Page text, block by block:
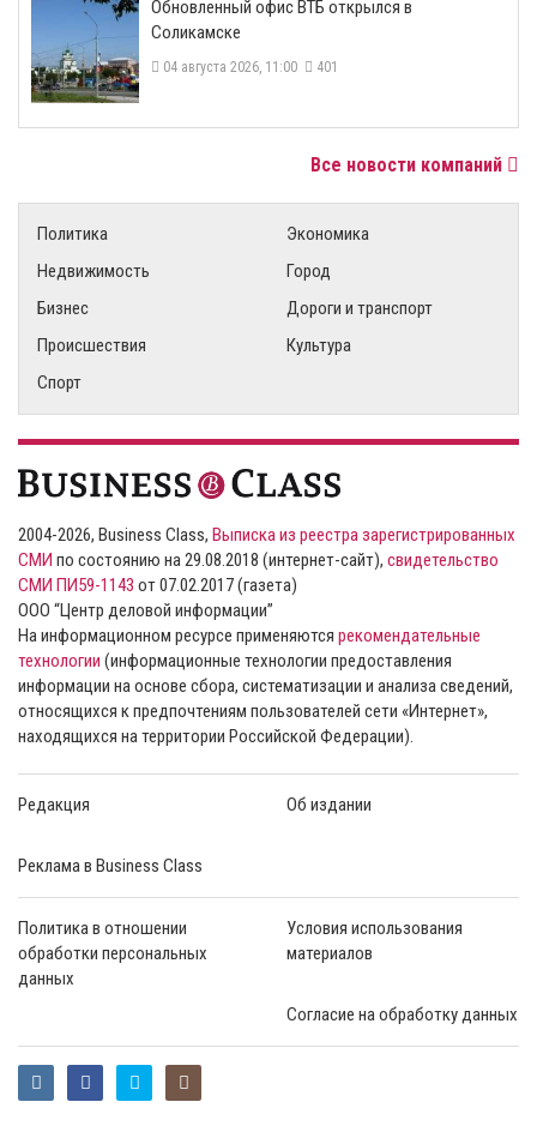
​Обновленный офис ВТБ открылся в
Соликамске
04 августа 2026, 11:00 401
Все новости компаний
Политика
Экономика
Недвижимость
Город
Бизнес
Дороги и транспорт
Происшествия
Культура
Спорт
2004-2026, Business Class, Выписка из реестра зарегистрированных
СМИ по состоянию на 29.08.2018 (интернет-сайт), свидетельство
СМИ ПИ59-1143 от 07.02.2017 (газета)
ООО “Центр деловой информации”
На информационном ресурсе применяются рекомендательные
технологии (информационные технологии предоставления
информации на основе сбора, систематизации и анализа сведений,
относящихся к предпочтениям пользователей сети «Интернет»,
находящихся на территории Российской Федерации).
Редакция Об издании
Реклама в Business Class
Политика в отношении
обработки персональных
данных
Условия использования
материалов
Согласие на обработку данных